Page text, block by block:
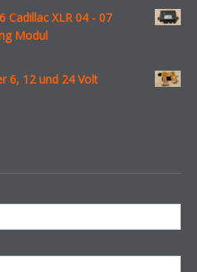
Cadillac XLR 04 - 07
Modul
6, 12 und 24 Volt